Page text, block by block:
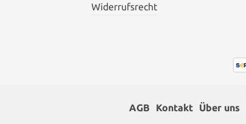
Widerrufsrecht
AGB Kontakt Über uns